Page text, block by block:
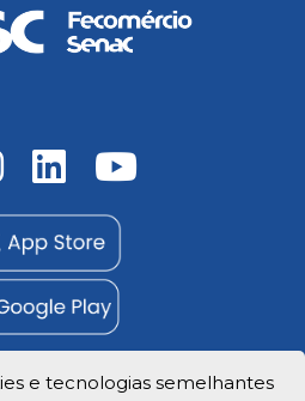
e tecnologias semelhantes